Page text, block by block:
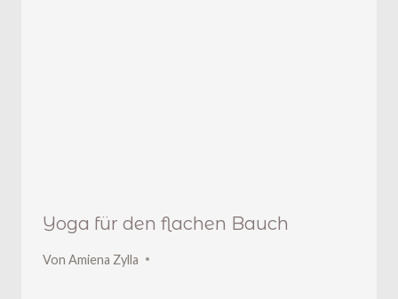
Yoga für den flachen Bauch
Von Amiena Zylla